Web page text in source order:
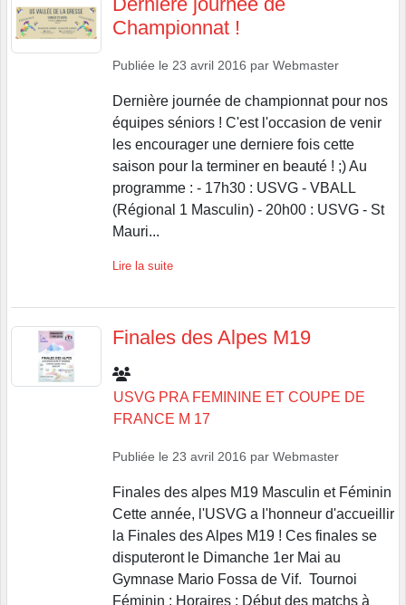
Championnat !
Publiée le 23 avril 2016 par Webmaster
Dernière journée de championnat pour nos
équipes séniors ! C'est l'occasion de venir
les encourager une derniere fois cette
saison pour la terminer en beauté ! ;) Au
programme : - 17h30 : USVG - VBALL
(Régional 1 Masculin) - 20h00 : USVG - St
Mauri...
Lire la suite
Finales des Alpes M19
USVG PRA FEMININE ET COUPE DE
FRANCE M 17
Publiée le 23 avril 2016 par Webmaster
Finales des alpes M19 Masculin et Féminin
Cette année, l'USVG a l'honneur d'accueillir
la Finales des Alpes M19 ! Ces finales se
disputeront le Dimanche 1er Mai au
Gymnase Mario Fossa de Vif. Tournoi
Féminin : Horaires : Début des matchs à